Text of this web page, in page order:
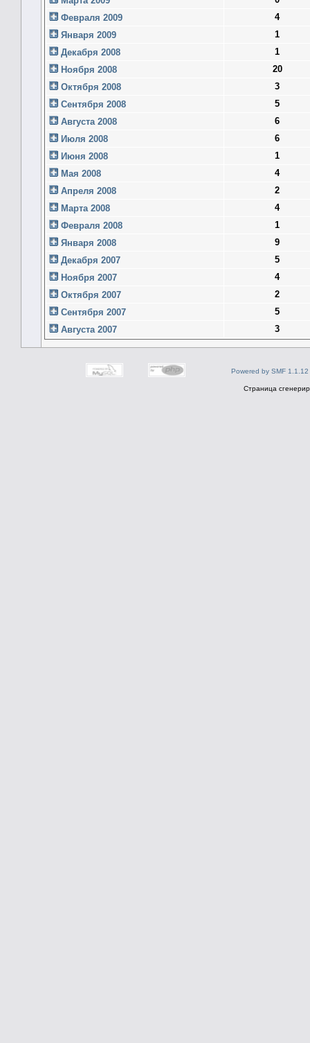
Февраля 2009
4
Января 2009
1
Декабря 2008
1
Ноября 2008
20
Октября 2008
3
Сентября 2008
5
Августа 2008
6
Июля 2008
6
Июня 2008
1
Мая 2008
4
Апреля 2008
2
Марта 2008
4
Февраля 2008
1
Января 2008
9
Декабря 2007
5
Ноября 2007
4
Октября 2007
2
Сентября 2007
5
Августа 2007
3
Powered by SMF 1.1.12
Страница